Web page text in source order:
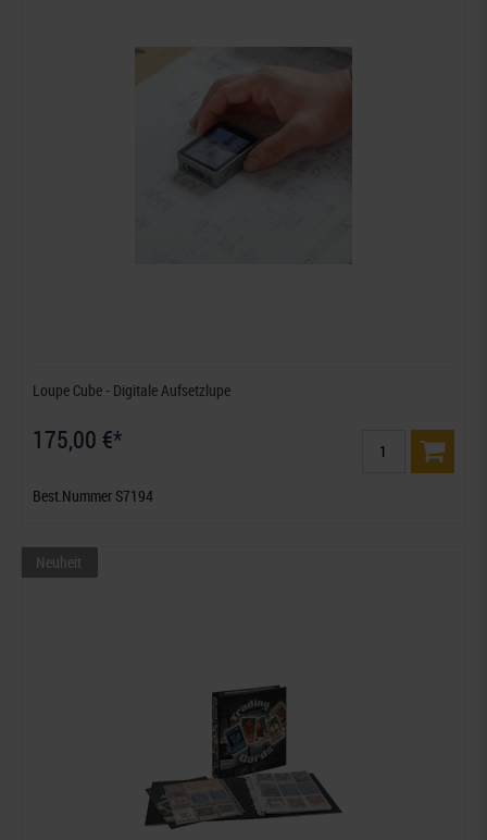
Loupe Cube - Digitale Aufsetzlupe
175,00 €*
Best.Nummer S7194
Neuheit